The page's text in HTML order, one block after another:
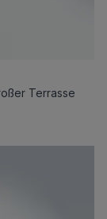
Terrasse